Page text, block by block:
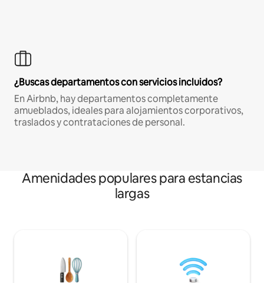
¿Buscas departamentos con servicios incluidos?
En Airbnb, hay departamentos completamente
amueblados, ideales para alojamientos corporativos,
traslados y contrataciones de personal.
Amenidades populares para estancias
largas